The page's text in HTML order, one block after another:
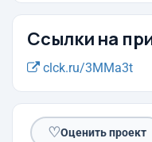
Ссылки на
clck.ru/3MMa3t
♡Оценить проект